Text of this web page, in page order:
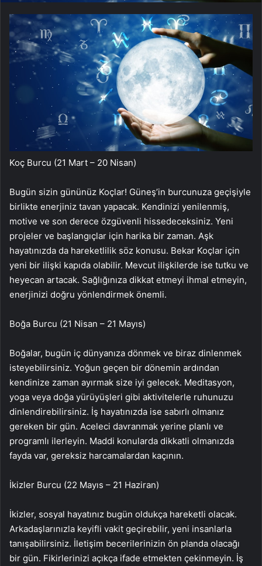
Koç Burcu (21 Mart – 20 Nisan)
Bugün sizin gününüz Koçlar! Güneş’in burcunuza geçişiyle
birlikte enerjiniz tavan yapacak. Kendinizi yenilenmiş,
motive ve son derece özgüvenli hissedeceksiniz. Yeni
projeler ve başlangıçlar için harika bir zaman. Aşk
hayatınızda da hareketlilik söz konusu. Bekar Koçlar için
yeni bir ilişki kapıda olabilir. Mevcut ilişkilerde ise tutku ve
heyecan artacak. Sağlığınıza dikkat etmeyi ihmal etmeyin,
enerjinizi doğru yönlendirmek önemli.
Boğa Burcu (21 Nisan – 21 Mayıs)
Boğalar, bugün iç dünyanıza dönmek ve biraz dinlenmek
isteyebilirsiniz. Yoğun geçen bir dönemin ardından
kendinize zaman ayırmak size iyi gelecek. Meditasyon,
yoga veya doğa yürüyüşleri gibi aktivitelerle ruhunuzu
dinlendirebilirsiniz. İş hayatınızda ise sabırlı olmanız
gereken bir gün. Aceleci davranmak yerine planlı ve
programlı ilerleyin. Maddi konularda dikkatli olmanızda
fayda var, gereksiz harcamalardan kaçının.
İkizler Burcu (22 Mayıs – 21 Haziran)
İkizler, sosyal hayatınız bugün oldukça hareketli olacak.
Arkadaşlarınızla keyifli vakit geçirebilir, yeni insanlarla
tanışabilirsiniz. İletişim becerilerinizin ön planda olacağı
bir gün. Fikirlerinizi açıkça ifade etmekten çekinmeyin. İş